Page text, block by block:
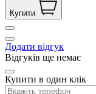
Купити
Додати відгук
Відгуків ще немає
Купити в один клік